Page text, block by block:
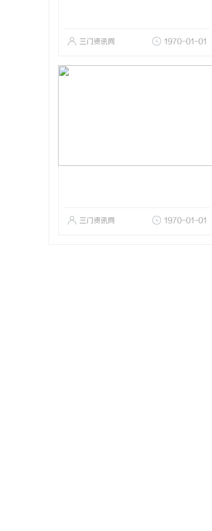
三门资讯网 1970-01-01
三门资讯网 1970-01-01